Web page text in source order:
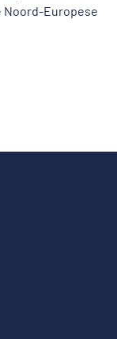
Europese